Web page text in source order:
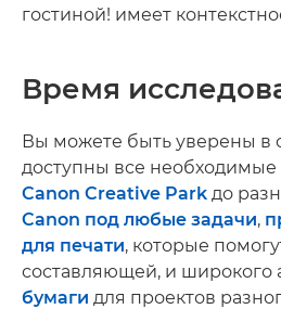
гостиной! имеет
Время
Вы можете быть уверены в
доступны все необходимые
Canon Creative Park до
Canon под любые задачи,
для печати, которые
составляющей, и широкого
бумаги для проектов